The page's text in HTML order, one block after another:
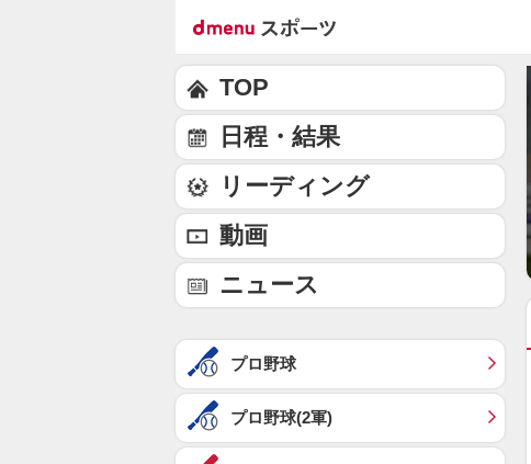
TOP
日程・結果
リーディング
動画
ニュース
プロ野球
プロ野球(2軍)